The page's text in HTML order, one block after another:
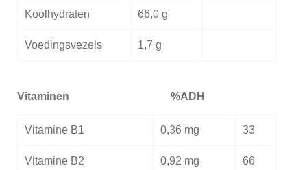
Koolhydraten 66,0 g
Voedingsvezels 1,7 g
Vitaminen %ADH
Vitamine B1 0,36 mg 33
Vitamine B2 0,92 mg 66